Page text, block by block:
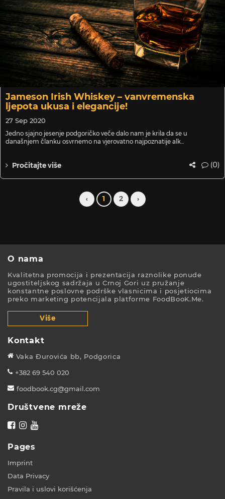
Jameson Irish Whiskey – vanvremenska
ljepota ukusa i elegancije!
27 Sep 2020
Jedno sjajno jesenje podgoričko veče dalo nam je krila da se u
današnjem članku osvrnemo na vjerovatno najpoznatije alk...
Pročitajte više (0)
‹ 1 2 ›
O nama
Kvalitetna promocija i prezentacija raznolike ponude
ugostiteljskog sadržaja u Crnoj Gori uz pružanje
konstantne poslovne podrške vlasnicima i posjetiocima
preko marketing potencijala platforme FoodBooK.Me.
Više
Kontakt
Vaka Đurovića bb, Podgorica
+382 69 540 020
foodbook.cg@gmail.com
Društvene mreže
Pages
Imprint
Data Privacy
Pravila i uslovi korišćenja